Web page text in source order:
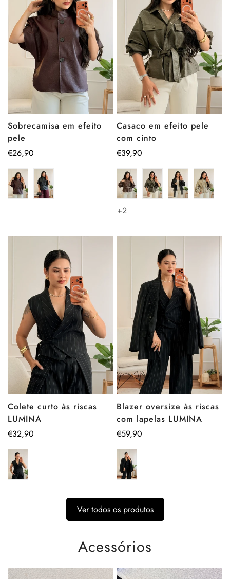
Sobrecamisa em efeito
pele
Preço
€26,90
Casaco em efeito pele
com cinto
Preço
€39,90
+2
Colete curto às riscas
LUMINA
Preço
€32,90
Blazer oversize às riscas
com lapelas LUMINA
Preço
€59,90
Ver todos os produtos
Acessórios